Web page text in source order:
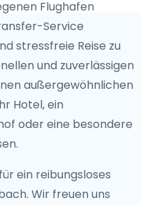
Flughafen
Service
stressfreie Reise zu
und zuverlässigen
außergewöhnlichen
Hotel, ein
oder eine besondere
ein reibungsloses
Wir freuen uns